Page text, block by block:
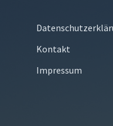
Kontakt
Impressum